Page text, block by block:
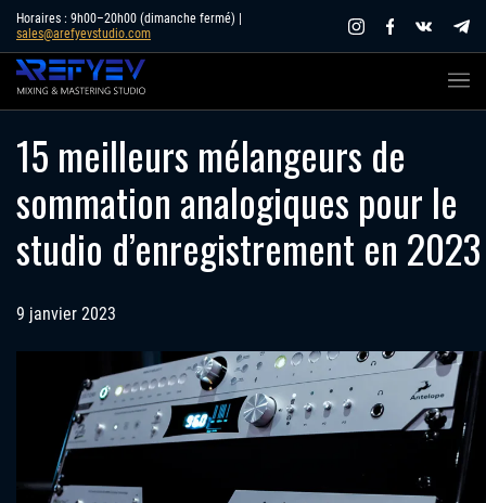
Skip
content
Horaires : 9h00–20h00 (dimanche fermé) |
sales@arefyevstudio.com
15 meilleurs mélangeurs de
sommation analogiques pour le
studio d’enregistrement en 2023
9 janvier 2023